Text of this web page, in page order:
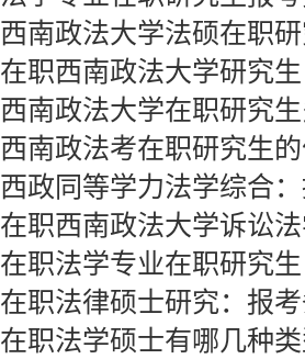
西南政法大学法硕在职
在职西南政法大学研究生
西南政法大学在职研究
西南政法考在职研究生
西政同等学力法学综合
在职西南政法大学诉讼
在职法学专业在职研究生
在职法律硕士研究：报考
在职法学硕士有哪几种类